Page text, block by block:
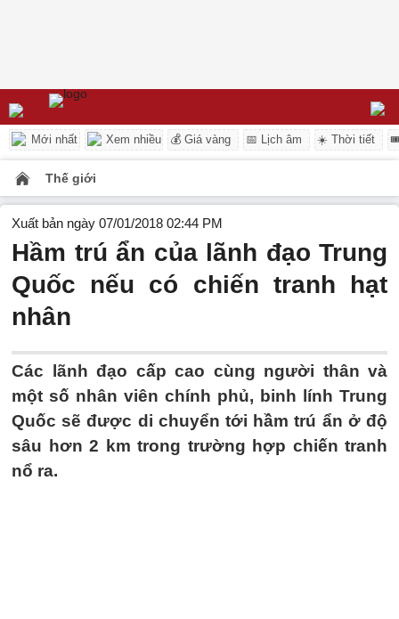
Mới nhất Xem nhiều 💰 Giá vàng 📅 Lịch âm ☀️ Thời tiết
Thế giới
Xuất bản ngày 07/01/2018 02:44 PM
Hầm trú ẩn của lãnh đạo Trung
Quốc nếu có chiến tranh hạt
nhân
Các lãnh đạo cấp cao cùng người thân và
một số nhân viên chính phủ, binh lính Trung
Quốc sẽ được di chuyển tới hầm trú ẩn ở độ
sâu hơn 2 km trong trường hợp chiến tranh
nổ ra.